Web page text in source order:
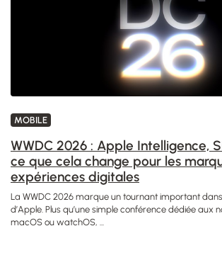
MOBILE
WWDC 2026 : Apple Intelligence,
ce que cela change pour les
expériences digitales
La WWDC 2026 marque un tournant important
d’Apple. Plus qu’une simple conférence dédiée aux
macOS ou watchOS, ...